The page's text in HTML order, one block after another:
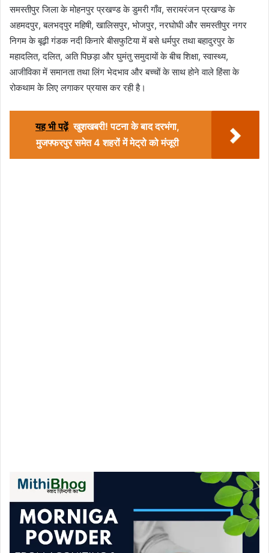
समस्तीपुर जिला के मोहनपुर प्रखण्ड के डुमरी गाँव, सरायरंजन प्रखण्ड के
अहमदपुर, बलभद्पुर महिषी, खालिसपुर, भोजपुर, नरघोघी और समस्तीपुर नगर
निगम के बूढ़ी गंडक नदी किनारे बीसफुटिया में बसे धर्मपुर तथा बहादुरपुर के
महादलित, दलित, अति पिछड़ा और घुमंतु समुदायों के बीच शिक्षा, स्वास्थ्य,
आजीविका में समानता तथा लिंग भेदभाव और बच्चों के साथ होने वाले हिंसा के
रोकथाम के लिए लगाकर प्रयास कर रही है।
यह भी पढ़ें खुशखबरी! पटना के बाद दरभंगा,
मुजफ्फरपुर समेत 4 शहरों में मेट्रो को मंजूरी